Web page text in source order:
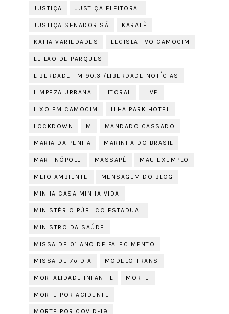
JUSTIÇA JUSTIÇA ELEITORAL
JUSTIÇA SENADOR SÁ KARATÊ
KATIA VARIEDADES LEGISLATIVO CAMOCIM
LEILÃO DE PARQUES
LIBERDADE FM 90.3 /LIBERDADE NOTÍCIAS
LIMPEZA URBANA LITORAL LIVE
LIXO EM CAMOCIM LLHA PARK HOTEL
LOCKDOWN M MANDADO CASSADO
MARIA DA PENHA MARINHA DO BRASIL
MARTINÓPOLE MASSAPÊ MAU EXEMPLO
MEIO AMBIENTE MENSAGEM DO BLOG
MINHA CASA MINHA VIDA
MINISTÉRIO PÚBLICO ESTADUAL
MINISTRO DA SAÚDE
MISSA DE 01 ANO DE FALECIMENTO
MISSA DE 7º DIA MODELO TRANS
MORTALIDADE INFANTIL MORTE
MORTE POR ACIDENTE
MORTE POR COVID-19